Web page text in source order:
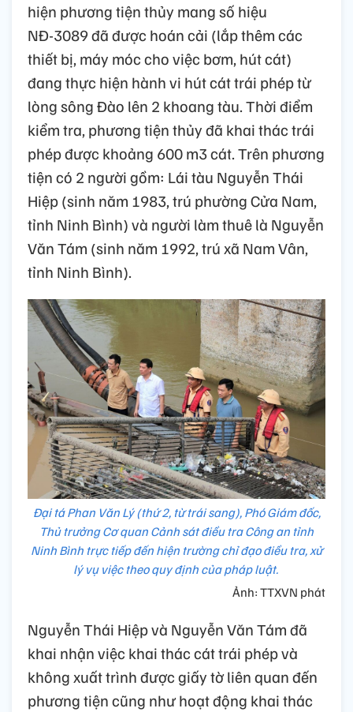
hiện phương tiện thủy mang số hiệu
NĐ-3089 đã được hoán cải (lắp thêm các
thiết bị, máy móc cho việc bơm, hút cát)
đang thực hiện hành vi hút cát trái phép từ
lòng sông Đào lên 2 khoang tàu. Thời điểm
kiểm tra, phương tiện thủy đã khai thác trái
phép được khoảng 600 m3 cát. Trên phương
tiện có 2 người gồm: Lái tàu Nguyễn Thái
Hiệp (sinh năm 1983, trú phường Cửa Nam,
tỉnh Ninh Bình) và người làm thuê là Nguyễn
Văn Tám (sinh năm 1992, trú xã Nam Vân,
tỉnh Ninh Bình).
Đại tá Phan Văn Lý (thứ 2, từ trái sang), Phó Giám đốc,
Thủ trưởng Cơ quan Cảnh sát điều tra Công an tỉnh
Ninh Bình trực tiếp đến hiện trường chỉ đạo điều tra, xử
lý vụ việc theo quy định của pháp luật.
Ảnh: TTXVN phát
Nguyễn Thái Hiệp và Nguyễn Văn Tám đã
khai nhận việc khai thác cát trái phép và
không xuất trình được giấy tờ liên quan đến
phương tiện cũng như hoạt động khai thác